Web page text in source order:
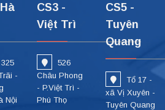
-
Nội
CS3 -
Việt Trì
526
Châu Phong
- P.Việt Trì -
Phú Thọ
CS5 -
Tuyên
Quang
Tổ 17 -
xã Vị Xuyên -
Tuyên Quang